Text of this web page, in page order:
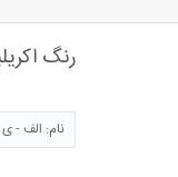
رنگ
نام: الف - ی